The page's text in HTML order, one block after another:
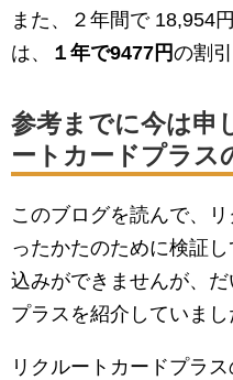
また、２年間で 18,954
は、
１年で9477円の割
参考までに今は申
ートカードプラス
このブログを読んで、
ったかたのために検証
込みができませんが、
プラスを紹介していまし
リクルートカードプラ